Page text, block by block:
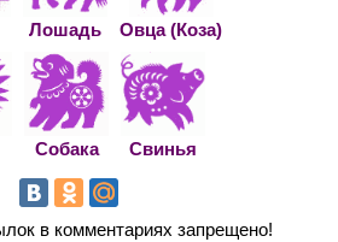
Лошадь Овца (Коза)
Собака Свинья
в комментариях запрещено!